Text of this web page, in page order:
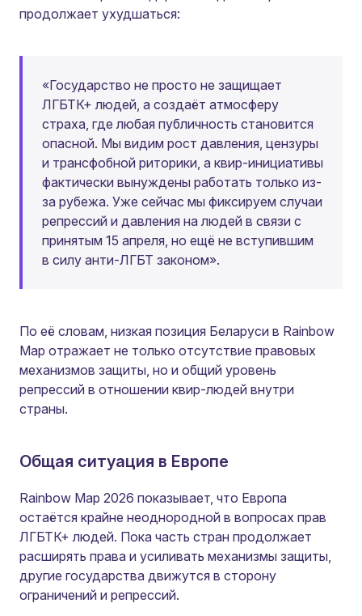
продолжает ухудшаться:
«Государство не просто не защищает
ЛГБТК+ людей, а создаёт атмосферу
страха, где любая публичность становится
опасной. Мы видим рост давления, цензуры
и трансфобной риторики, а квир-инициативы
фактически вынуждены работать только из-
за рубежа. Уже сейчас мы фиксируем случаи
репрессий и давления на людей в связи с
принятым 15 апреля, но ещё не вступившим
в силу анти-ЛГБТ законом».
По её словам, низкая позиция Беларуси в Rainbow
Map отражает не только отсутствие правовых
механизмов защиты, но и общий уровень
репрессий в отношении квир-людей внутри
страны.
Общая ситуация в Европе
Rainbow Map 2026 показывает, что Европа
остаётся крайне неоднородной в вопросах прав
ЛГБТК+ людей. Пока часть стран продолжает
расширять права и усиливать механизмы защиты,
другие государства движутся в сторону
ограничений и репрессий.